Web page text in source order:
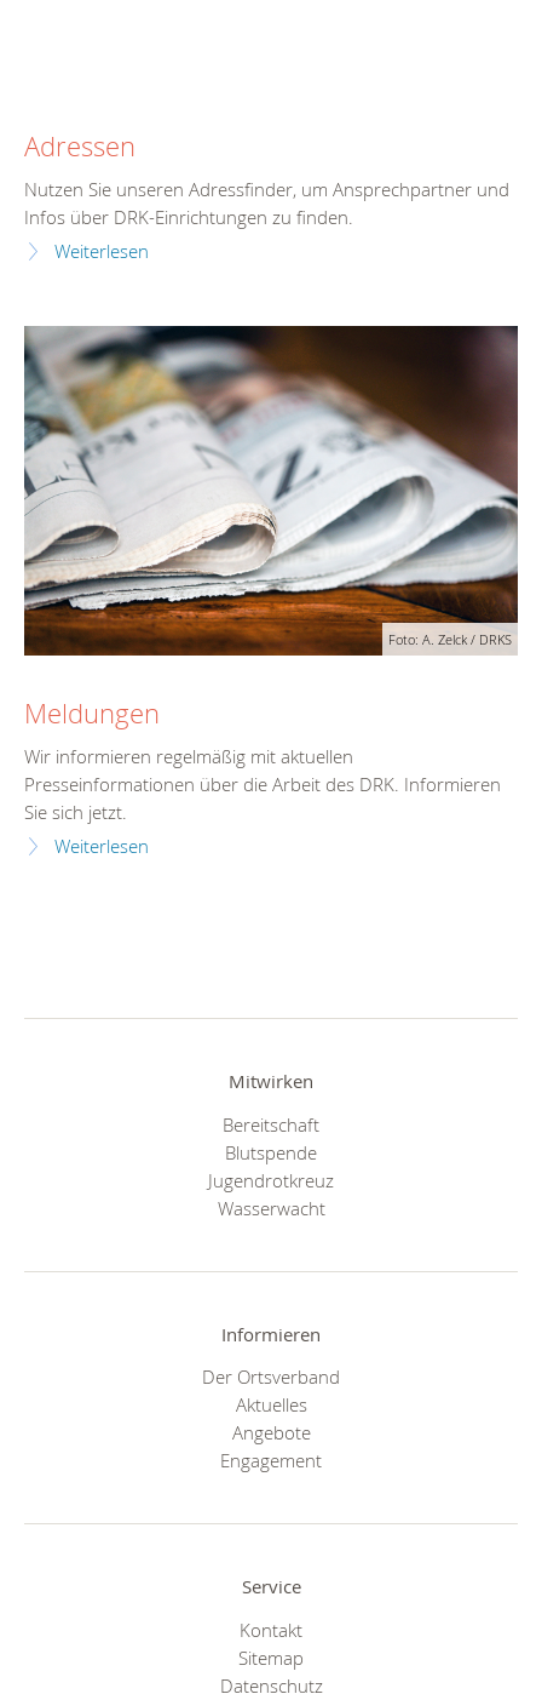
Adressen
Nutzen Sie unseren Adressfinder, um Ansprechpartner und
Infos über DRK-Einrichtungen zu finden.
Weiterlesen
Foto: A. Zelck / DRKS
Meldungen
Wir informieren regelmäßig mit aktuellen
Presseinformationen über die Arbeit des DRK. Informieren
Sie sich jetzt.
Weiterlesen
Mitwirken
Bereitschaft
Blutspende
Jugendrotkreuz
Wasserwacht
Informieren
Der Ortsverband
Aktuelles
Angebote
Engagement
Service
Kontakt
Sitemap
Datenschutz